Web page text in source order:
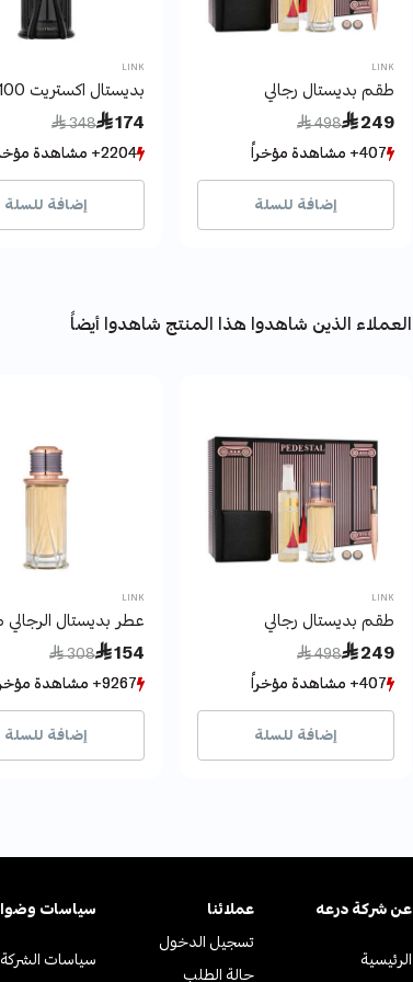
LINK
طقم بديستال رجالي
 249
Price reduced from
 498
to
407+ مشاهدة مؤخراً
111+ بيع مؤخراً
407+ مشاهدة مؤخراً
111+ بيع مؤخراً
إضافة للسلة
LINK
بديستال اكستريت 100 مل
 174
reduced from
 348
to
2204+ مشاهدة مؤخراً
992+ بيع مؤخراً
2204+ مشاهدة مؤخراً
992+ بيع مؤخراً
إضافة للسلة
العملاء الذين شاهدوا هذا المنتج شاهدوا أيضاً
LINK
طقم بديستال رجالي
 249
Price reduced from
 498
to
407+ مشاهدة مؤخراً
111+ بيع مؤخراً
407+ مشاهدة مؤخراً
111+ بيع مؤخراً
إضافة للسلة
LINK
عطر بديستال
 154
reduced from
 308
to
9267+ مشاهدة مؤخراً
5806+ بيع مؤخراً
9267+ مشاهدة مؤخراً
5806+ بيع مؤخراً
إضافة للسلة
الرئيسية
عن ﺷﺮﻛﺔ درﻋﻪ
تسجيل الدخول
حالة الطلب
عملائنا
سياسات الشركة
سياسات